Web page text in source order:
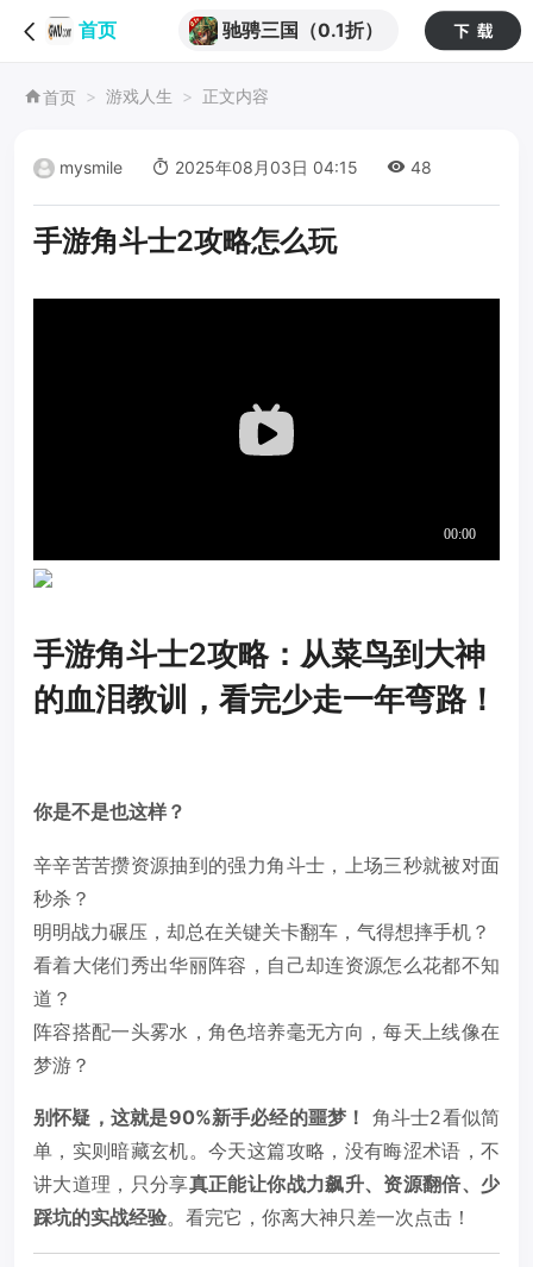
首页 驰骋三国（0.1折）
首页 游戏人生 正文内容
mysmile 2025年08月03日 04:15 48
手游角斗士2攻略怎么玩
手游角斗士2攻略：从菜鸟到大神
的血泪教训，看完少走一年弯路！
你是不是也这样？
辛辛苦苦攒资源抽到的强力角斗士，上场三秒就被对面
秒杀？
明明战力碾压，却总在关键关卡翻车，气得想摔手机？
看着大佬们秀出华丽阵容，自己却连资源怎么花都不知
道？
阵容搭配一头雾水，角色培养毫无方向，每天上线像在
梦游？
别怀疑，这就是90%新手必经的噩梦！ 角斗士2看似简
单，实则暗藏玄机。今天这篇攻略，没有晦涩术语，不
讲大道理，只分享真正能让你战力飙升、资源翻倍、少
踩坑的实战经验。看完它，你离大神只差一次点击！